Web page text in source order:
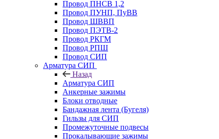
Провод ПНСВ 1,2
Провод ПУНП, ПуВВ
Провод ШВВП
Провод ПЭТВ-2
Провод РКГМ
Провод РПШ
Провод СИП
Арматура СИП
Назад
Арматура СИП
Анкерные зажимы
Блоки отводные
Бандажная лента (Бугеля)
Гильзы для СИП
Промежуточные подвесы
Прокалывающие зажимы